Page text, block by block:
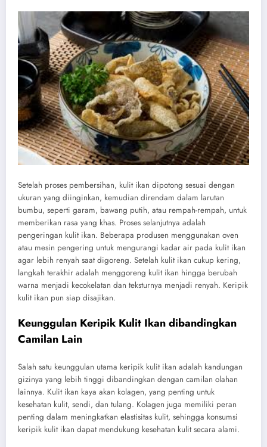
Setelah proses pembersihan, kulit ikan dipotong sesuai dengan
ukuran yang diinginkan, kemudian direndam dalam larutan
bumbu, seperti garam, bawang putih, atau rempah-rempah, untuk
memberikan rasa yang khas. Proses selanjutnya adalah
pengeringan kulit ikan. Beberapa produsen menggunakan oven
atau mesin pengering untuk mengurangi kadar air pada kulit ikan
agar lebih renyah saat digoreng. Setelah kulit ikan cukup kering,
langkah terakhir adalah menggoreng kulit ikan hingga berubah
warna menjadi kecokelatan dan teksturnya menjadi renyah. Keripik
kulit ikan pun siap disajikan.
Keunggulan Keripik Kulit Ikan dibandingkan
Camilan Lain
Salah satu keunggulan utama keripik kulit ikan adalah kandungan
gizinya yang lebih tinggi dibandingkan dengan camilan olahan
lainnya. Kulit ikan kaya akan kolagen, yang penting untuk
kesehatan kulit, sendi, dan tulang. Kolagen juga memiliki peran
penting dalam meningkatkan elastisitas kulit, sehingga konsumsi
keripik kulit ikan dapat mendukung kesehatan kulit secara alami.